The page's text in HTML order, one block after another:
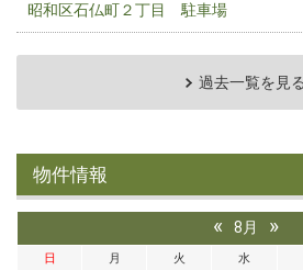
昭和区石仏町２丁目 駐車場
過去一覧を見る
物件情報
« 8月 »
日 月 火 水